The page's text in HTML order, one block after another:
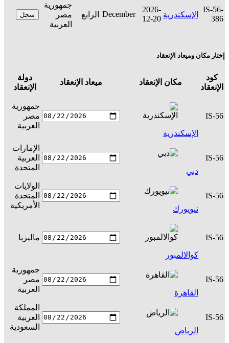
IS-56-
386
الإسكندرية
2026-
12-20
December الرابع
جمهورية
مصر
العربية
سجل
إختار مكان وميعاد الإنعقاد
كود
الإنعقاد
مكان الإنعقاد ميعاد الإنعقاد
دولة
الإنعقاد
IS-56
الإسكندرية
جمهورية
مصر
العربية
IS-56
دبي
الإمارات
العربية
المتحدة
IS-56
نيويورك
الولايات
المتحدة
الأمريكية
IS-56
كوالالمبور
ماليزيا
IS-56
القاهرة
جمهورية
مصر
العربية
IS-56
الرياض
المملكة
العربية
السعودية